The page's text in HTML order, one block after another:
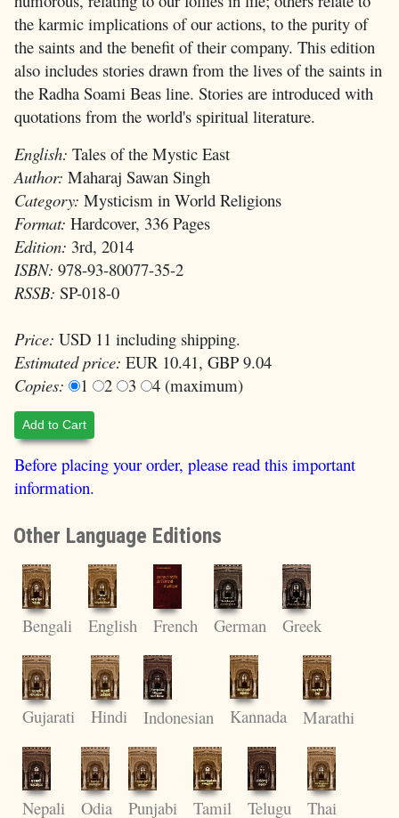
the karmic implications of our actions, to the purity of
the saints and the benefit of their company. This edition
also includes stories drawn from the lives of the saints in
the Radha Soami Beas line. Stories are introduced with
quotations from the world's spiritual literature.
English: Tales of the Mystic East
Author: Maharaj Sawan Singh
Category: Mysticism in World Religions
Format: Hardcover, 336 Pages
Edition: 3rd, 2014
ISBN: 978-93-80077-35-2
RSSB: SP-018-0
Price: USD 11 including shipping.
Estimated price: EUR 10.41, GBP 9.04
Copies:
1 2 3 4 (maximum)
Add to Cart
Before placing your order, please read this important
information.
Other Language Editions
Bengali English French German Greek
Gujarati Hindi Indonesian Kannada Marathi
Nepali Odia Punjabi Tamil Telugu Thai